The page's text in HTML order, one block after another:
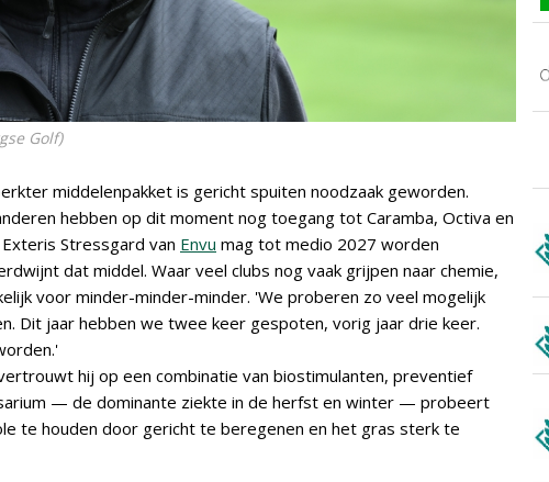
Golf)
middelenpakket is gericht spuiten noodzaak geworden.
hebben op dit moment nog toegang tot Caramba, Octiva en
Stressgard van Envu mag tot medio 2027 worden
dat middel. Waar veel clubs nog vaak grijpen naar chemie,
voor minder-minder-minder. 'We proberen zo veel mogelijk
Dit jaar hebben we twee keer gespoten, vorig jaar drie keer.
hij op een combinatie van biostimulanten, preventief
— de dominante ziekte in de herfst en winter — probeert
te houden door gericht te beregenen en het gras sterk te